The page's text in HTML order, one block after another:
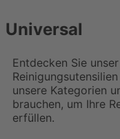
Universal
Entdecken Sie
unsere Kategorien
brauchen, um Ihre
erfüllen.